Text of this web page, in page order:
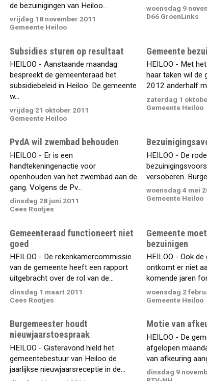
de bezuinigingen van Heiloo...
vrijdag 18 november 2011
Gemeente Heiloo
woensdag 9
D66 GroenLinks
Subsidies sturen op resultaat
HEILOO - Aanstaande maandag
bespreekt de gemeenteraad het
subsidiebeleid in Heiloo. De gemeente
w...
vrijdag 21 oktober 2011
Gemeente Heiloo
Gemeente
HEILOO - Met
haar taken wil de
2012 anderhalf
zaterdag 1
Gemeente Heiloo
PvdA wil zwembad behouden
HEILOO - Er is een
handtekeningenactie voor
openhouden van het zwembad aan de
gang. Volgens de Pv...
dinsdag 28 juni 2011
Cees Rootjes
HEILOO - De
versoberen.
woensdag 4 mei
Gemeente Heiloo
Gemeenteraad functioneert niet
goed
HEILOO - De rekenkamercommissie
van de gemeente heeft een rapport
uitgebracht over de rol van de...
dinsdag 1 maart 2011
Cees Rootjes
Gemeente
bezuinigen
HEILOO - Ook
ontkomt er niet
komende jaren
woensdag 2
Gemeente Heiloo
Burgemeester houdt
nieuwjaarstoespraak
HEILOO - Gisteravond hield het
gemeentebestuur van Heiloo de
jaarlijkse nieuwjaarsreceptie in de...
Motie van
HEILOO - De
afgelopen
van afkeuring
dinsdag 9